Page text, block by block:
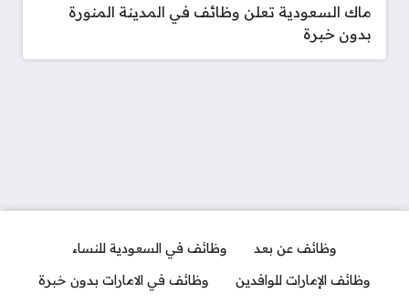
ماك السعودية تعلن وظائف في المدينة المنورة
بدون خبرة
وظائف عن بعد
وظائف في السعودية للنساء
وظائف الإمارات للوافدين
وظائف في الامارات بدون خبرة